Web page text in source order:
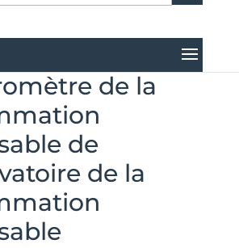
de la
de
de la